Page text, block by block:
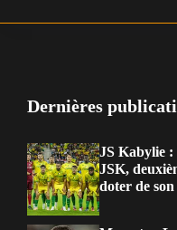
Dernières
JS Kabylie :
JSK,
doter de